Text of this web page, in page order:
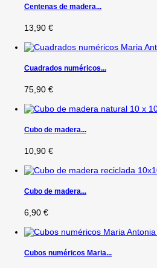
Centenas de madera...
13,90 €
Cuadrados numéricos...
75,90 €
Cubo de madera...
10,90 €
Cubo de madera...
6,90 €
Cubos numéricos Maria...